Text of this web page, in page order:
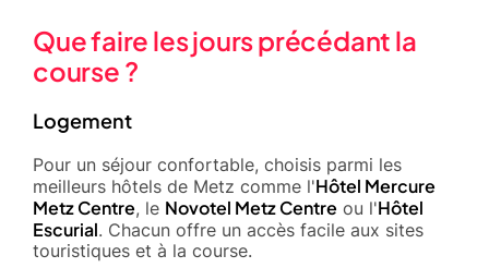
Que faire les jours précédant la
course ?
Logement
Pour un séjour confortable, choisis parmi les
meilleurs hôtels de Metz comme l'Hôtel Mercure
Metz Centre, le Novotel Metz Centre ou l'Hôtel
Escurial. Chacun offre un accès facile aux sites
touristiques et à la course.